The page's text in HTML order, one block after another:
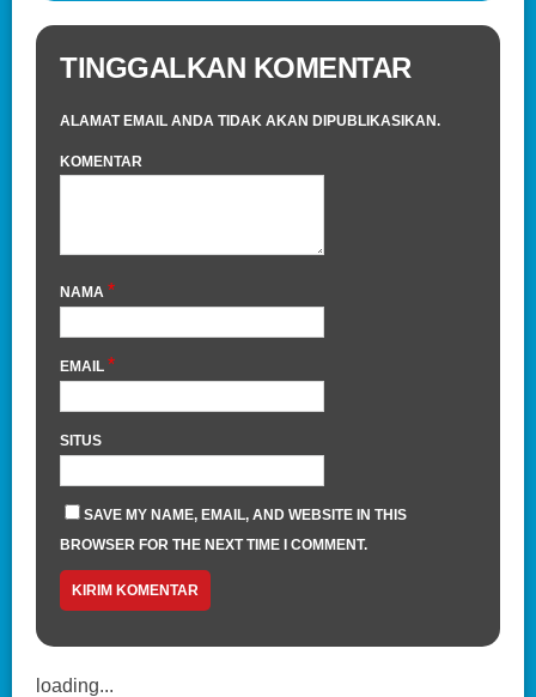
TINGGALKAN KOMENTAR
ALAMAT EMAIL ANDA TIDAK AKAN DIPUBLIKASIKAN.
KOMENTAR
NAMA *
EMAIL *
SITUS
SAVE MY NAME, EMAIL, AND WEBSITE IN THIS
BROWSER FOR THE NEXT TIME I COMMENT.
loading...